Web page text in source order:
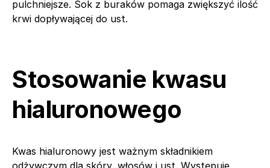
pulchniejsze. Sok z buraków pomaga zwiększyć ilość
krwi dopływającej do ust.
Stosowanie kwasu
hialuronowego
Kwas hialuronowy jest ważnym składnikiem
odżywczym dla skóry, włosów i ust. Występuje